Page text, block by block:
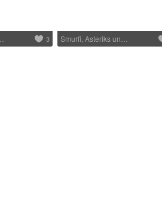
3 Smurfi, Asteriks un…